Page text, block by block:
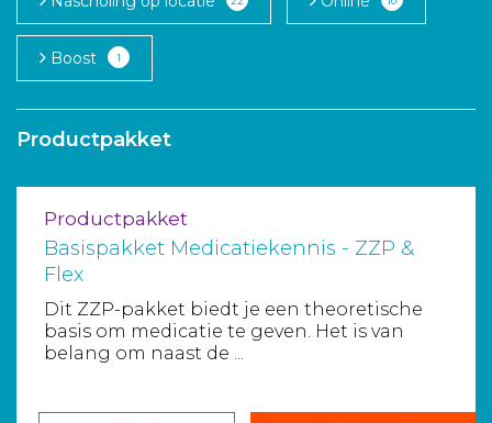
Aanmelden nieuwsbrief
Boost 1
Productpakket
Productpakket
Basispakket Medicatiekennis - ZZP &
Flex
Dit ZZP-pakket biedt je een theoretische
basis om medicatie te geven. Het is van
belang om naast de ...